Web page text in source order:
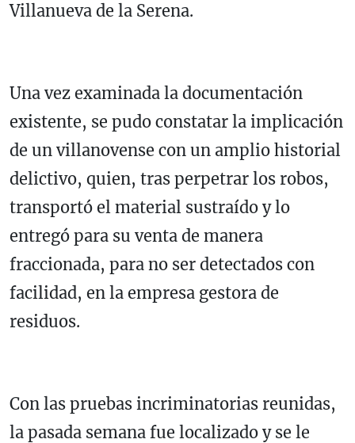
Villanueva de la Serena.
Una vez examinada la documentación
existente, se pudo constatar la implicación
de un villanovense con un amplio historial
delictivo, quien, tras perpetrar los robos,
transportó el material sustraído y lo
entregó para su venta de manera
fraccionada, para no ser detectados con
facilidad, en la empresa gestora de
residuos.
Con las pruebas incriminatorias reunidas,
la pasada semana fue localizado y se le